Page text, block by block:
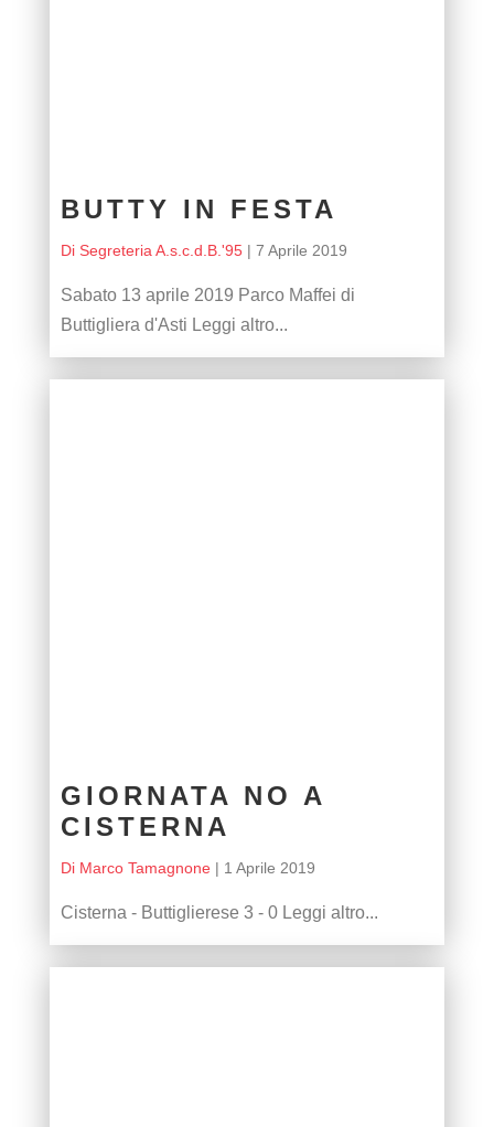
BUTTY IN FESTA
Di Segreteria A.s.c.d.B.'95| 7 Aprile 2019
Sabato 13 aprile 2019 Parco Maffei di
Buttigliera d'Asti Leggi altro...
GIORNATA NO A
CISTERNA
Di Marco Tamagnone| 1 Aprile 2019
Cisterna - Buttiglierese 3 - 0 Leggi altro...